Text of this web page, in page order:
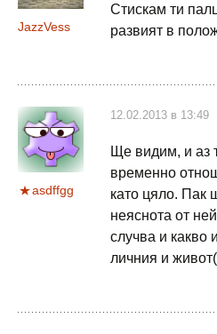
JazzVess
Стискам ти
развият в
asdffgg
12.02.2013 в 13:49
Ще видим, и аз
временно
като цяло. Пак
неяснота от
случва и какво
личния и